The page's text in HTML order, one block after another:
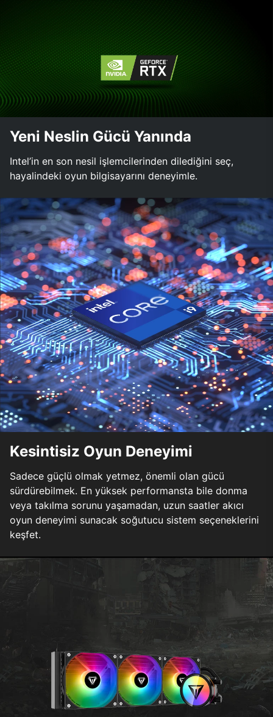
Yeni Neslin Gücü Yanında
Intel’in en son nesil işlemcilerinden dilediğini seç,
hayalindeki oyun bilgisayarını deneyimle.
Kesintisiz Oyun Deneyimi
Sadece güçlü olmak yetmez, önemli olan gücü
sürdürebilmek. En yüksek performansta bile donma
veya takılma sorunu yaşamadan, uzun saatler akıcı
oyun deneyimi sunacak soğutucu sistem seçeneklerini
keşfet.